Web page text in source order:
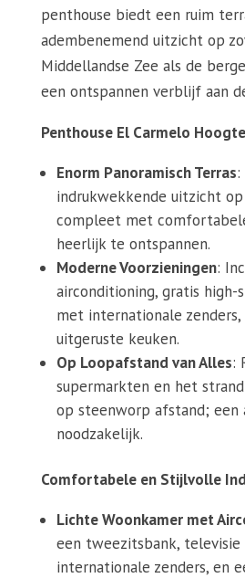
penthouse biedt een ruim
adembenemend uitzicht op
Middellandse Zee als de
een ontspannen verblijf aan
Penthouse El Carmelo
Enorm Panoramisch Terras
indrukwekkende uitzicht
compleet met
heerlijk te ontspannen.
Moderne Voorzieningen:
airconditioning, gratis high-
met internationale
uitgeruste keuken.
Op Loopafstand van Alles:
supermarkten en het
op steenworp afstand; een
noodzakelijk.
Comfortabele en Stijlvolle
Lichte Woonkamer met
een tweezitsbank,
internationale zenders, en